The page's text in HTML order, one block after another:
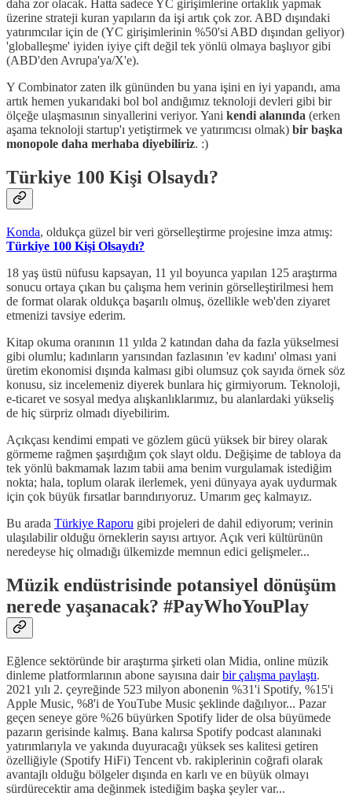
daha zor olacak. Hatta sadece YC girişimlerine ortaklık yapmak
üzerine strateji kuran yapıların da işi artık çok zor. ABD dışındaki
yatırımcılar için de (YC girişimlerinin %50'si ABD dışından geliyor)
'globalleşme' iyiden iyiye çift değil tek yönlü olmaya başlıyor gibi
(ABD'den Avrupa'ya/X'e).
Y Combinator zaten ilk gününden bu yana işini en iyi yapandı, ama
artık hemen yukarıdaki bol bol andığımız teknoloji devleri gibi bir
ölçeğe ulaşmasının sinyallerini veriyor. Yani kendi alanında (erken
aşama teknoloji startup'ı yetiştirmek ve yatırımcısı olmak) bir başka
monopole daha merhaba diyebiliriz. :)
Türkiye 100 Kişi Olsaydı?
Konda, oldukça güzel bir veri görselleştirme projesine imza atmış:
Türkiye 100 Kişi Olsaydı?
18 yaş üstü nüfusu kapsayan, 11 yıl boyunca yapılan 125 araştırma
sonucu ortaya çıkan bu çalışma hem verinin görselleştirilmesi hem
de format olarak oldukça başarılı olmuş, özellikle web'den ziyaret
etmenizi tavsiye ederim.
Kitap okuma oranının 11 yılda 2 katından daha da fazla yükselmesi
gibi olumlu; kadınların yarısından fazlasının 'ev kadını' olması yani
üretim ekonomisi dışında kalması gibi olumsuz çok sayıda örnek söz
konusu, siz incelemeniz diyerek bunlara hiç girmiyorum. Teknoloji,
e-ticaret ve sosyal medya alışkanlıklarımız, bu alanlardaki yükseliş
de hiç sürpriz olmadı diyebilirim.
Açıkçası kendimi empati ve gözlem gücü yüksek bir birey olarak
görmeme rağmen şaşırdığım çok slayt oldu. Değişime de tabloya da
tek yönlü bakmamak lazım tabii ama benim vurgulamak istediğim
nokta; hala, toplum olarak ilerlemek, yeni dünyaya ayak uydurmak
için çok büyük fırsatlar barındırıyoruz. Umarım geç kalmayız.
Bu arada Türkiye Raporu gibi projeleri de dahil ediyorum; verinin
ulaşılabilir olduğu örneklerin sayısı artıyor. Açık veri kültürünün
neredeyse hiç olmadığı ülkemizde memnun edici gelişmeler...
Müzik endüstrisinde potansiyel dönüşüm
nerede yaşanacak? #PayWhoYouPlay
Eğlence sektöründe bir araştırma şirketi olan Midia, online müzik
dinleme platformlarının abone sayısına dairbir çalışma paylaştı.
2021 yılı 2. çeyreğinde 523 milyon abonenin %31'i Spotify, %15'i
Apple Music, %8'i de YouTube Music şeklinde dağılıyor... Pazar
geçen seneye göre %26 büyürken Spotify lider de olsa büyümede
pazarın gerisinde kalmış. Bana kalırsa Spotify podcast alanınaki
yatırımlarıyla ve yakında duyuracağı yüksek ses kalitesi getiren
özelliğiyle (Spotify HiFi) Tencent vb. rakiplerinin coğrafi olarak
avantajlı olduğu bölgeler dışında en karlı ve en büyük olmayı
sürdürecektir ama değinmek istediğim başka şeyler var...